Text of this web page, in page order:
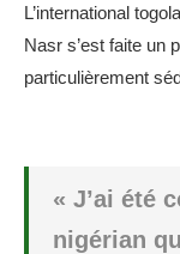
L’international
Nasr s’est faite un
particulièrement
« J’ai été
nigérian